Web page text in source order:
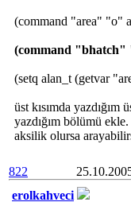
(command "area" "o"
(command
(setq alan_t (getvar
üst kısımda yazdığım
yazdığım bölümü ekle.
aksilik olursa
822
erolkahveci